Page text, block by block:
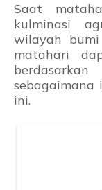
Saat
kulminasi
wilayah
matahari
ini.